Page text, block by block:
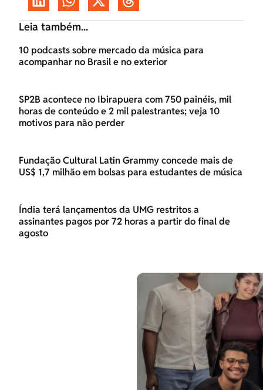
Leia também...
10 podcasts sobre mercado da música para
acompanhar no Brasil e no exterior
SP2B acontece no Ibirapuera com 750 painéis, mil
horas de conteúdo e 2 mil palestrantes; veja 10
motivos para não perder
Fundação Cultural Latin Grammy concede mais de
US$ 1,7 milhão em bolsas para estudantes de música
Índia terá lançamentos da UMG restritos a
assinantes pagos por 72 horas a partir do final de
agosto